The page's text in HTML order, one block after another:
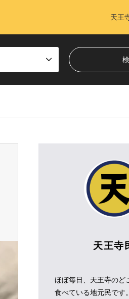
天王
天王寺
ほぼ毎日、天王寺のど
食べている地元民です